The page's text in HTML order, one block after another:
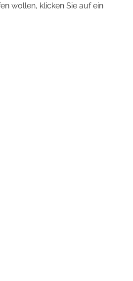
wollen, klicken Sie auf ein